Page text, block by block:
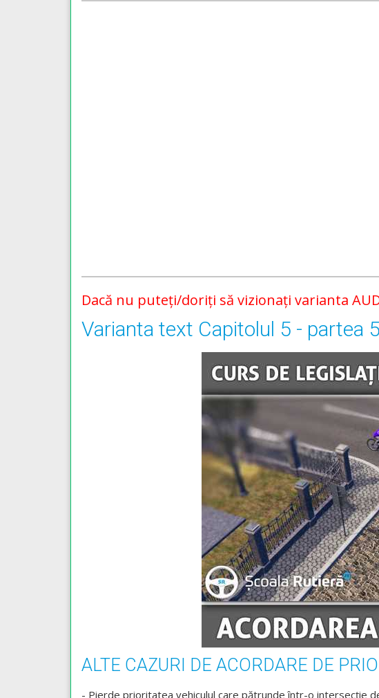
Dacă nu puteți/doriți să vizionați varianta
Varianta text Capitolul 5 - partea
ALTE CAZURI DE ACORDARE DE
- Pierde prioritatea vehiculul care pătrunde într-o intersecție